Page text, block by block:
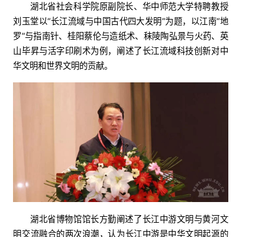
湖北省社会科学院原副院长、华中师范大学特聘教授
刘玉堂以“长江流域与中国古代四大发明”为题，以江南“地
罗”与指南针、桂阳蔡伦与造纸术、秣陵陶弘景与火药、英
山毕昇与活字印刷术为例，阐述了长江流域科技创新对中
华文明和世界文明的贡献。
湖北省博物馆馆长方勤阐述了长江中游文明与黄河文
明交流融合的两次浪潮，认为长江中游是中华文明起源的